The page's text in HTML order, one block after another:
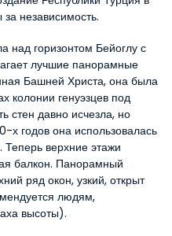
независимость.
над горизонтом Бейоглу с
лучшие панорамные
Башней Христа, она была
колонии генуэзцев под
стен давно исчезла, но
х годов она использовалась
верхние этажи
балкон. Панорамный
ряд окон, узкий, открыт
людям,
высоты).